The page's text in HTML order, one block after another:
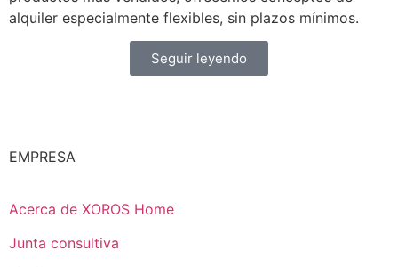
alquiler especialmente flexibles, sin plazos mínimos.
Seguir leyendo
EMPRESA
Acerca de XOROS Home
Junta consultiva